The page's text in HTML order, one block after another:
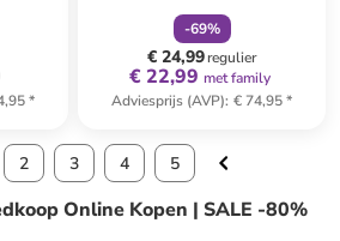
*
-69%
€ 24,99regulier
€ 22,99 met family
Adviesprijs (AVP): € 74,95*
2 3 4 5
Online Kopen | SALE -80%